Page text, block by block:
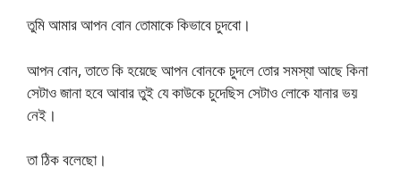
তুমি আমার আপন বোন তোমাকে কিভাবে চুদবো।
আপন বোন, তাতে কি হয়েছে আপন বোনকে চুদলে তোর সমস্যা আছে কিনা
সেটাও জানা হবে আবার তুই যে কাউকে চুদেছিস সেটাও লোকে যানার ভয়
নেই।
তা ঠিক বলেছো।